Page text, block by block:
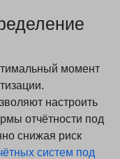
момент
настроить
отчётности под
снижая риск
систем под